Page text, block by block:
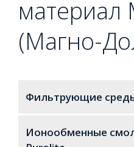
материал
(Магно-
Фильтрующие
Ионообменные